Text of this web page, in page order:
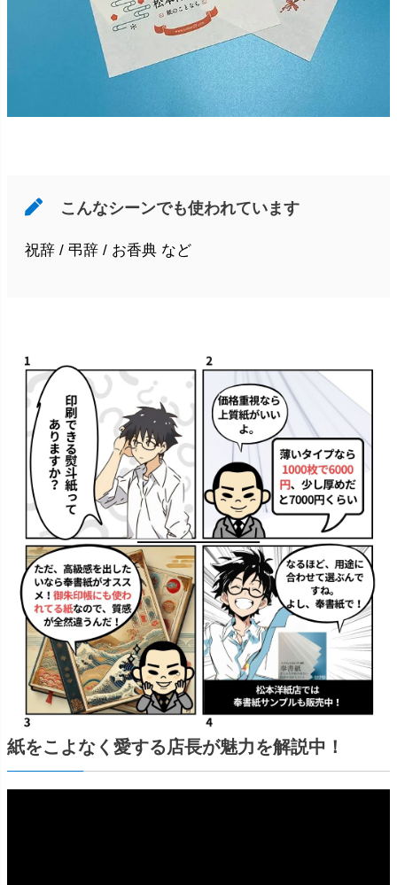
こんなシーンでも使われています
祝辞 / 弔辞 / お香典 など
紙をこよなく愛する店長が魅力を解説中！